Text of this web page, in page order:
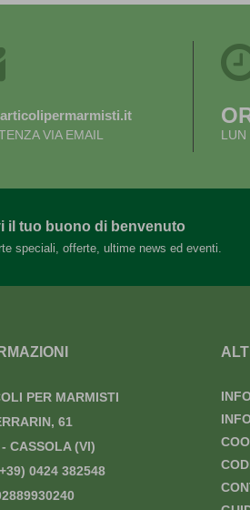
VIA EMAIL LUN
il tuo buono di benvenuto
speciali, offerte, ultime news ed eventi.
PER MARMISTI
61
CASSOLA (VI)
0424 382548